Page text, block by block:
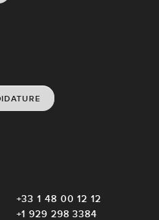
+33 1 48 00 12 12
+1 929 298 3384